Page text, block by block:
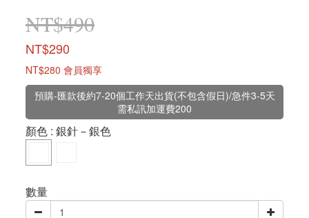
NT$490
NT$290
NT$280 會員獨享
預購-匯款後約7-20個工作天出貨(不包含假日)/急件3-5天
需私訊加運費200
顏色 : 銀針－銀色
數量